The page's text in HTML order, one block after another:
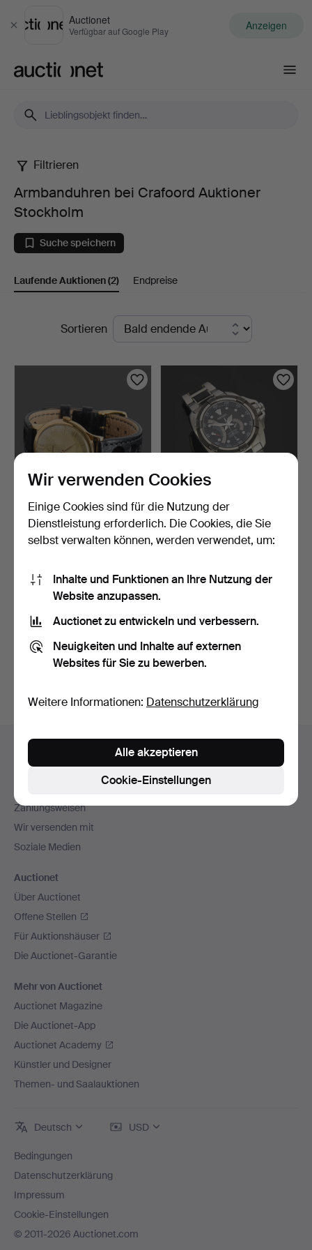
Schließen
Auctionet
Verfügbar auf Google Play Anzeigen
Armbanduhren
bei
Crafoord
Auktioner
Filtrieren
Armbanduhren bei Crafoord Auktioner
Stockholm
Suche speichern
Laufende Auktionen(2) Endpreise
LaufendeSortieren
OMEGA, Armbanduhr, 1961,
Uhr in 18 Karat G…
2 Tage
1.583 USD
SEIKO, Armbanduhr,
Velatura Kinetic, Saphi…
3 Tage
180 USD
Sie können auch inBeendete Auktionen aus unserem
suchen.
Fußzeilen-
Kontakt mit dem Support aufnehmen
Zahlungsweisen
Wir versenden mit
Soziale Medien
Auctionet
Über Auctionet
Offene Stellen
Für Auktionshäuser
Die Auctionet-Garantie
Mehr von Auctionet
Auctionet Magazine
Die Auctionet-App
Auctionet Academy
Künstler und Designer
Themen- und Saalauktionen
Deutsch USD
Bedingungen
Datenschutzerklärung
Impressum
Cookie-Einstellungen
© 2011-2026 Auctionet.com
Wir verwenden Cookies
Einige Cookies sind für die Nutzung der
Dienstleistung erforderlich. Die Cookies, die Sie
selbst verwalten können, werden verwendet, um:
Inhalte und Funktionen an Ihre Nutzung der
Website anzupassen.
Auctionet zu entwickeln und verbessern.
Neuigkeiten und Inhalte auf externen
Websites für Sie zu bewerben.
Weitere Informationen: Datenschutzerklärung
Cookie-Einstellungen
Alle akzeptieren